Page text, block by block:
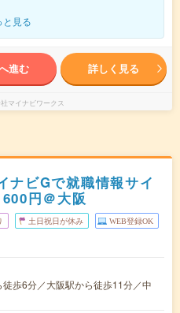
と見る
進む 詳しく見る
マイナビワークス
ナビGで就職情報サイ
円＠大阪
土日祝日が休み WEB登録OK
歩6分／大阪駅から徒歩11分／中